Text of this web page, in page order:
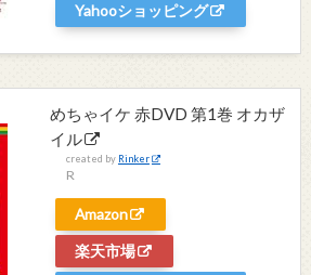
Yahooショッピング
めちゃイケ 赤DVD 第1巻 オカザ
イル
created by Rinker
R
Amazon
楽天市場